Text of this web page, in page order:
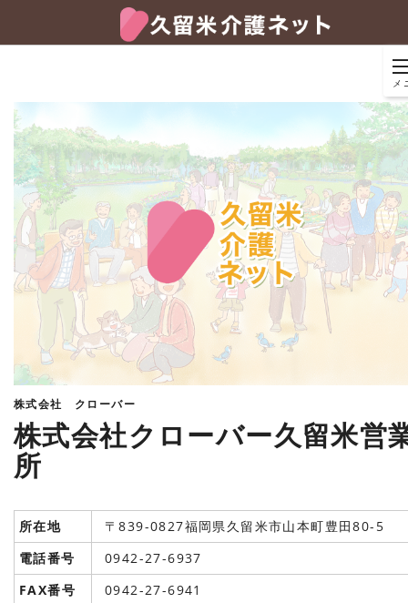
メ
株式会社 クローバー
株式会社クローバー久留米営
所
所在地
〒839-0827福岡県久留米市山本町豊田80-5
電話番号
0942-27-6937
FAX番号
0942-27-6941